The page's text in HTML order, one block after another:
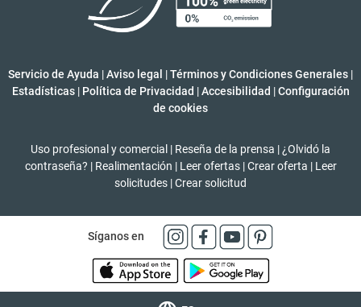
Servicio de Ayuda |Aviso legal |Términos y Condiciones Generales |
Estadísticas | Política de Privacidad | Accesibilidad | Configuración
de cookies
Uso profesional y comercial | Reseña de la prensa | ¿Olvidó la
contraseña? | Realimentación | Leer ofertas | Crear oferta | Leer
solicitudes |Crear solicitud
Síganos en